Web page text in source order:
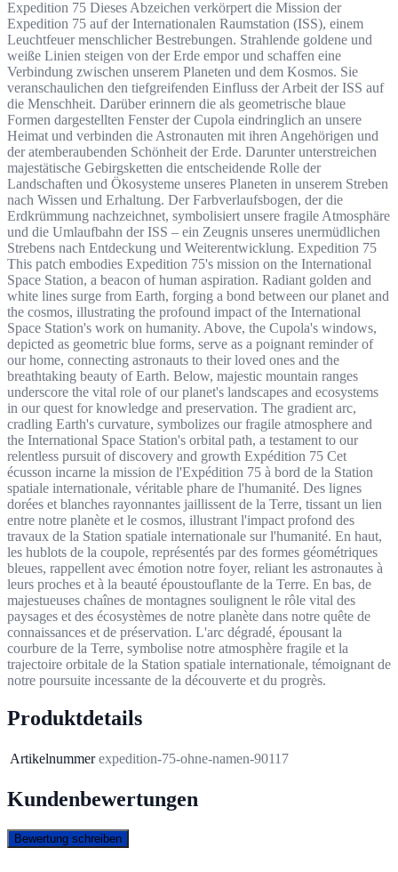
Expedition 75 Dieses Abzeichen verkörpert die Mission der
Expedition 75 auf der Internationalen Raumstation (ISS), einem
Leuchtfeuer menschlicher Bestrebungen. Strahlende goldene und
weiße Linien steigen von der Erde empor und schaffen eine
Verbindung zwischen unserem Planeten und dem Kosmos. Sie
veranschaulichen den tiefgreifenden Einfluss der Arbeit der ISS auf
die Menschheit. Darüber erinnern die als geometrische blaue
Formen dargestellten Fenster der Cupola eindringlich an unsere
Heimat und verbinden die Astronauten mit ihren Angehörigen und
der atemberaubenden Schönheit der Erde. Darunter unterstreichen
majestätische Gebirgsketten die entscheidende Rolle der
Landschaften und Ökosysteme unseres Planeten in unserem Streben
nach Wissen und Erhaltung. Der Farbverlaufsbogen, der die
Erdkrümmung nachzeichnet, symbolisiert unsere fragile Atmosphäre
und die Umlaufbahn der ISS – ein Zeugnis unseres unermüdlichen
Strebens nach Entdeckung und Weiterentwicklung. Expedition 75
This patch embodies Expedition 75's mission on the International
Space Station, a beacon of human aspiration. Radiant golden and
white lines surge from Earth, forging a bond between our planet and
the cosmos, illustrating the profound impact of the International
Space Station's work on humanity. Above, the Cupola's windows,
depicted as geometric blue forms, serve as a poignant reminder of
our home, connecting astronauts to their loved ones and the
breathtaking beauty of Earth. Below, majestic mountain ranges
underscore the vital role of our planet's landscapes and ecosystems
in our quest for knowledge and preservation. The gradient arc,
cradling Earth's curvature, symbolizes our fragile atmosphere and
the International Space Station's orbital path, a testament to our
relentless pursuit of discovery and growth Expédition 75 Cet
écusson incarne la mission de l'Expédition 75 à bord de la Station
spatiale internationale, véritable phare de l'humanité. Des lignes
dorées et blanches rayonnantes jaillissent de la Terre, tissant un lien
entre notre planète et le cosmos, illustrant l'impact profond des
travaux de la Station spatiale internationale sur l'humanité. En haut,
les hublots de la coupole, représentés par des formes géométriques
bleues, rappellent avec émotion notre foyer, reliant les astronautes à
leurs proches et à la beauté époustouflante de la Terre. En bas, de
majestueuses chaînes de montagnes soulignent le rôle vital des
paysages et des écosystèmes de notre planète dans notre quête de
connaissances et de préservation. L'arc dégradé, épousant la
courbure de la Terre, symbolise notre atmosphère fragile et la
trajectoire orbitale de la Station spatiale internationale, témoignant de
notre poursuite incessante de la découverte et du progrès.
Produktdetails
Artikelnummer expedition-75-ohne-namen-90117
Kundenbewertungen
Bewertung schreiben